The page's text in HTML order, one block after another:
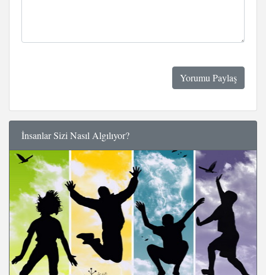
İnsanlar Sizi Nasıl Algılıyor?